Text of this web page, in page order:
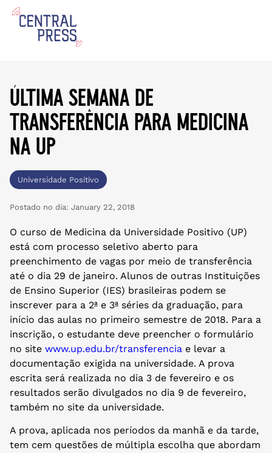
última semana de
transferência para medicina
na up
Universidade Positivo
Postado no dia: January 22, 2018
O curso de Medicina da Universidade Positivo (UP)
está com processo seletivo aberto para
preenchimento de vagas por meio de transferência
até o dia 29 de janeiro. Alunos de outras Instituições
de Ensino Superior (IES) brasileiras podem se
inscrever para a 2ª e 3ª séries da graduação, para
início das aulas no primeiro semestre de 2018. Para a
inscrição, o estudante deve preencher o formulário
no site www.up.edu.br/transferencia e levar a
documentação exigida na universidade. A prova
escrita será realizada no dia 3 de fevereiro e os
resultados serão divulgados no dia 9 de fevereiro,
também no site da universidade.
A prova, aplicada nos períodos da manhã e da tarde,
tem cem questões de múltipla escolha que abordam